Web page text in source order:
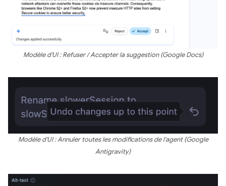
Modèle d'UI : Refuser / Accepter la suggestion (Google Docs)
Modèle d'UI : Annuler toutes les modifications de l'agent (Google
Antigravity)